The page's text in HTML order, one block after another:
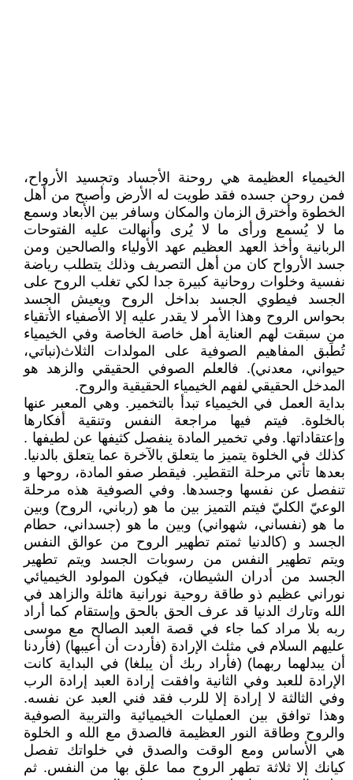
الخيمياء العظيمة هي روحنة الأجساد وتجسيد الأرواح،
فمن روحن جسده فقد طويت له الأرض وأصبح من أهل
الخطوة وأخترق الزمان والمكان وسافر بين الأبعاد وسمع
ما لا يُسمع ورأى ما لا يُرى وأنهالت عليه الفتوحات
الربانية وأخذ العهد العظيم عهد الأولياء والصالحين ومن
جسد الأرواح كان من أهل التصريف وذلك يتطلب رياضة
نفسية وخلوات روحانية كبيرة جدا لكي تغلب الروح على
الجسد فيطوي الجسد بداخل الروح ويعيش الجسد
بحواس الروح وهذا الأمر لا يقدر عليه إلا الأصفياء الأتقياء
من سبقت لهم العناية أهل خاصة الخاصة وفي الخيمياء
تُطَبق المفاهيم الصوفية على المولدات الثلاث(نباتي،
حيواني، معدني). فالعلم الصوفي الحقيقي والزهد هو
المدخل الحقيقي لفهم الخيمياء الحقيقية والروح.
بداية العمل في الخيمياء تبدأ بالتخمير. وهي المعبر عنها
بالخلوة. فيتم فيها مراجعة النفس وتنقية أفكارها
وإعتقاداتها. وفي تخمير المادة ينفصل كثيفها عن لطيفها .
كذلك في الخلوة يتميز ما يتعلق بالآخرة عما يتعلق بالدنيا.
بعدها تأتي مرحلة التقطير. فيقطر صفو المادة، روحها و
تنفصل عن نفسها وجسدها. وفي الصوفية هذه مرحلة
الوعيّ الكليّ فيتم التميز بين ما هو (رباني، الروح) وبين
ما هو (نفساني، شهواني) وبين ما هو (جسداني، حطام
الجسد و (كالدنيا ثمتم تطهير الروح من عوالق النفس
ويتم تطهير النفس من رسوبات الجسد ويتم تطهير
الجسد من أدران الشيطان، فيكون المولود الخيميائي
نوراني عظيم ذو طاقة روحية نورانية هائلة والزاهد في
الله وتارك الدنيا قد عرف الحق بالحق وإستقام كما أراد
ربه بلا مراد كما جاء في قصة العبد الصالح مع موسى
عليهم السلام في مثلث الإرادة (فأردت أن أعيبها) (فأردنا
أن يبدلهما ربهما) (فأراد ربك أن يبلغا) في البداية كانت
الإرادة للعبد وفي الثانية وافقت إرادة العبد إرادة الرب
وفي الثالثة لا إرادة إلا للرب فقد فني العبد عن نفسه.
وهذا توافق بين العمليات الخيميائية والتربية الصوفية
والروح وطاقة النور العظيمة فالصدق مع الله و الخلوة
هي الأساس ومع الوقت والصدق في خلواتك تفصل
كيانك إلا ثلاثة تطهر الروح مما علق بها من النفس. ثم